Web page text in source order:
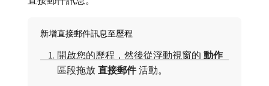
新增直接郵件訊息至歷程
開啟您的歷程，然後從浮動視窗的​ 動作​
區段拖放​ 直接郵件​活動。